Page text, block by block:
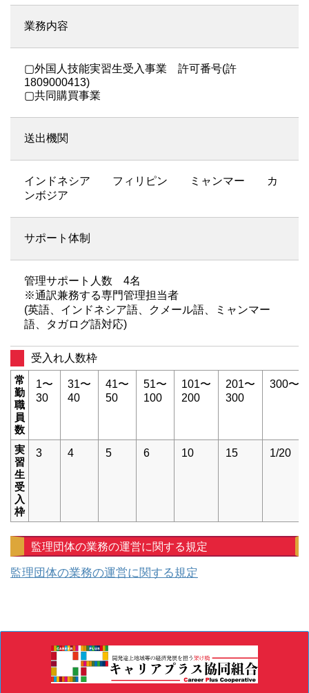
業務内容
▢外国人技能実習生受入事業 許可番号(許
1809000413)
▢共同購買事業
送出機関
インドネシア フィリピン ミャンマー カ
ンボジア
サポート体制
管理サポート人数 4名
※通訳兼務する専門管理担当者
(英語、インドネシア語、クメール語、ミャンマー
語、タガログ語対応)
受入れ人数枠
常
勤
職
員
数
1〜
30
31〜
40
41〜
50
51〜
100
101〜
200
201〜
300
300〜
実
習
生
受
入
枠
3 4 5 6 10 15 1/20
監理団体の業務の運営に関する規定
監理団体の業務の運営に関する規定